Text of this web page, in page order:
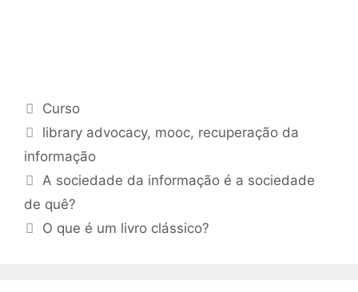
Categorias
Curso
Tags
library advocacy, mooc, recuperação da
informação
A sociedade da informação é a sociedade
de quê?
O que é um livro clássico?